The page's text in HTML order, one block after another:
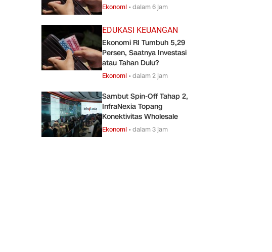
Ekonomi •dalam 6 jam
EDUKASI KEUANGAN
Ekonomi RI Tumbuh 5,29
Persen, Saatnya Investasi
atau Tahan Dulu?
Ekonomi •dalam 2 jam
Sambut Spin-Off Tahap 2,
InfraNexia Topang
Konektivitas Wholesale
Ekonomi •dalam 3 jam